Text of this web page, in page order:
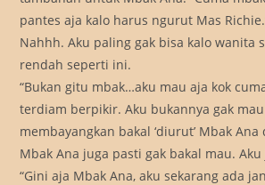
pantes aja kalo harus ngurut Mas
Nahhh. Aku paling gak bisa kalo wanita
rendah seperti ini.
“Bukan gitu mbak…aku mau aja kok
terdiam berpikir. Aku bukannya gak
membayangkan bakal ‘diurut’ Mbak
Mbak Ana juga pasti gak bakal mau.
“Gini aja Mbak Ana, aku sekarang ada